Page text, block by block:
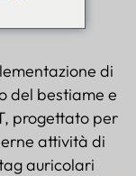
di
del bestiame e
progettato per
attività di
auricolari